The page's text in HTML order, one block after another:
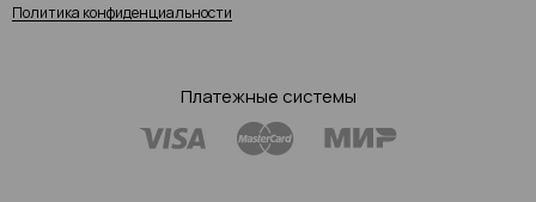
Политика конфиденциальности
Платежные системы